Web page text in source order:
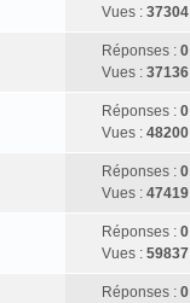
Vues : 37304
Réponses : 0
Vues : 37136
Réponses : 0
Vues : 48200
Réponses : 0
Vues : 47419
Réponses : 0
Vues : 59837
Réponses : 0